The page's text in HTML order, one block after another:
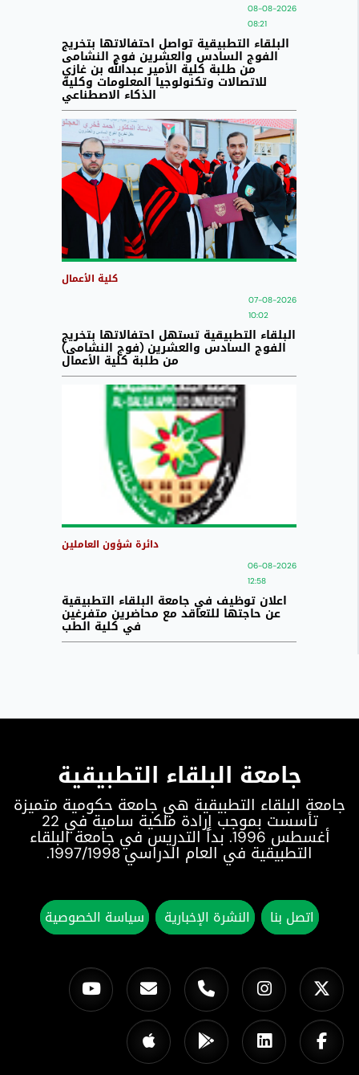
08-08-2026
08:21
البلقاء التطبيقية تواصل احتفالاتها بتخريج
الفوج السادس والعشرين فوج النشامى
من طلبة كلية الأمير عبدالله بن غازي
للاتصالات وتكنولوجيا المعلومات وكلية
الذكاء الاصطناعي
كلية الأعمال
07-08-2026
10:02
البلقاء التطبيقية تستهل احتفالاتها بتخريج
الفوج السادس والعشرين (فوج النشامى)
من طلبة كلية الأعمال
دائرة شؤون العاملين
06-08-2026
12:58
اعلان توظيف في جامعة البلقاء التطبيقية
عن حاجتها للتعاقد مع محاضرين متفرغين
في كلية الطب
جامعة البلقاء التطبيقية
جامعة البلقاء التطبيقية هي جامعة حكومية متميزة
تأسست بموجب إرادة ملكية سامية في 22
أغسطس 1996. بدأ التدريس في جامعة البلقاء
التطبيقية في العام الدراسي 1997/1998.
اتصل بنا النشرة الإخبارية سياسة الخصوصية